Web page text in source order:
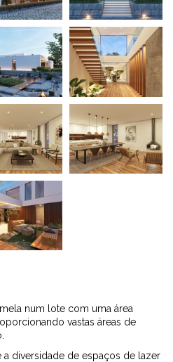
num lote com uma área
vastas áreas de
a diversidade de espaços de lazer